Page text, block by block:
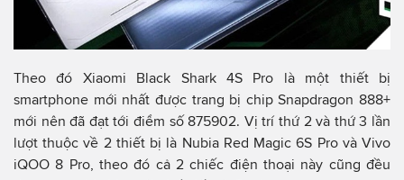
Theo đó Xiaomi Black Shark 4S Pro là một thiết bị
smartphone mới nhất được trang bị chip Snapdragon 888+
mới nên đã đạt tới điểm số 875902. Vị trí thứ 2 và thứ 3 lần
lượt thuộc về 2 thiết bị là Nubia Red Magic 6S Pro và Vivo
iQOO 8 Pro, theo đó cả 2 chiếc điện thoại này cũng đều